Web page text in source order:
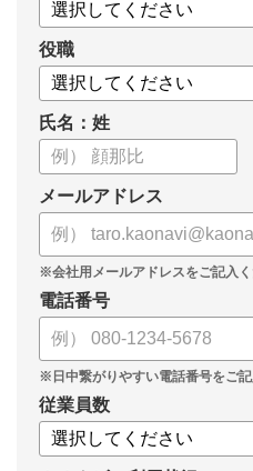
についてまとめましたので、ぜ
役職
氏名：姓
メールアドレス
電話番号
従業員数